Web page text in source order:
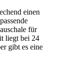
einen
für
liegt bei 24
gibt es eine